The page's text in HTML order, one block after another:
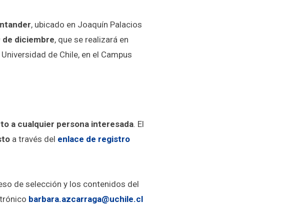
, ubicado en Joaquín Palacios
de diciembre, que se realizará en
de Chile, en el Campus
a cualquier persona interesada. El
a través del enlace de registro
de selección y los contenidos del
barbara.azcarraga@uchile.cl